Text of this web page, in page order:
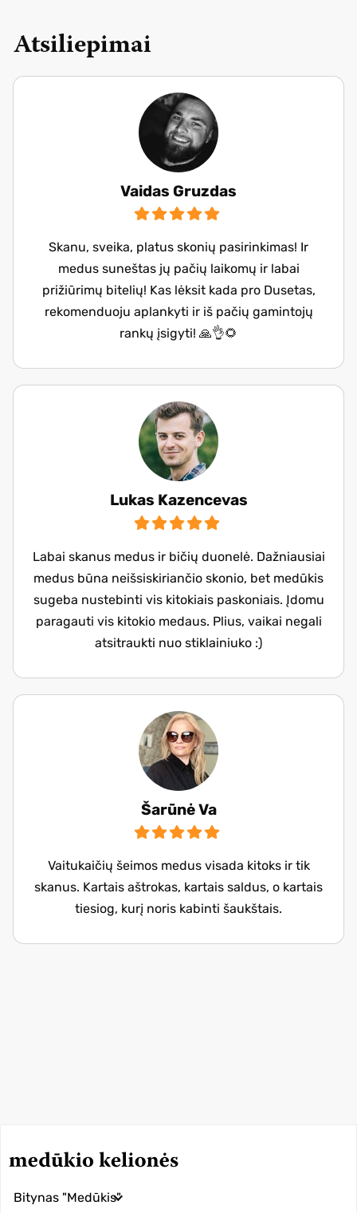
Atsiliepimai
Vaidas Gruzdas
Skanu, sveika, platus skonių pasirinkimas! Ir
medus suneštas jų pačių laikomų ir labai
prižiūrimų bitelių! Kas lėksit kada pro Dusetas,
rekomenduoju aplankyti ir iš pačių gamintojų
rankų įsigyti! 🙏👌🌻
Lukas Kazencevas
Labai skanus medus ir bičių duonelė. Dažniausiai
medus būna neišsiskiriančio skonio, bet medūkis
sugeba nustebinti vis kitokiais paskoniais. Įdomu
paragauti vis kitokio medaus. Plius, vaikai negali
atsitraukti nuo stiklainiuko :)
Šarūnė Va
Vaitukaičių šeimos medus visada kitoks ir tik
skanus. Kartais aštrokas, kartais saldus, o kartais
tiesiog, kurį noris kabinti šaukštais.
Bitynas "Medūkis"